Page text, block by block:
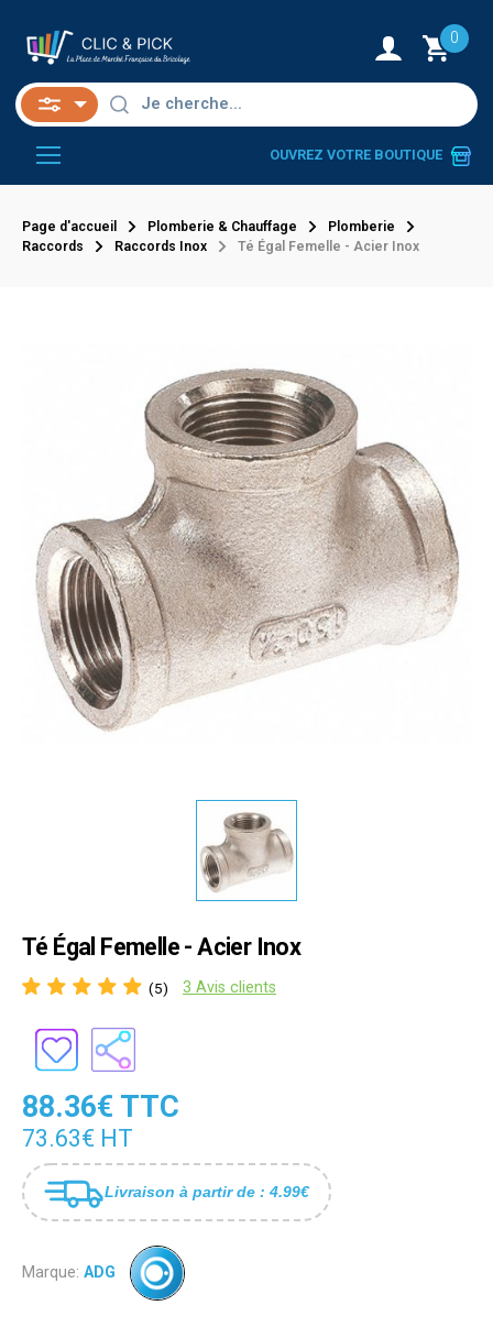
0
OUVREZ VOTRE BOUTIQUE
Page d'accueil Plomberie & Chauffage
Plomberie
Raccords
Raccords Inox Té Égal Femelle - Acier Inox
Té Égal Femelle - Acier Inox
(5) 3 Avis clients
88.36€ TTC
73.63€ HT
Livraison à partir de : 4.99€
Marque: ADG